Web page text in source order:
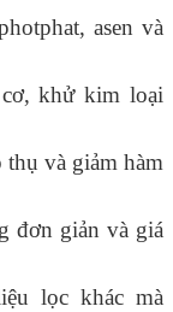
asen và
khử kim loại
thụ và giảm hàm
đơn giản và giá
lọc khác mà